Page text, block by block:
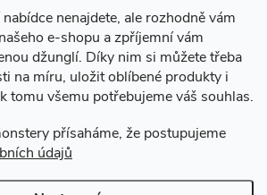
nenajdete, ale rozhodně vám
e-shopu a zpříjemní vám
džunglí. Díky nim si můžete třeba
na míru, uložit oblíbené produkty i
tomu všemu potřebujeme váš souhlas.
přísaháme, že postupujeme
údajů
realizace a údržba zahrad a interiérů